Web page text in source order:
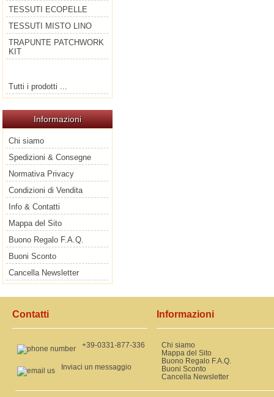
TESSUTI ECOPELLE
TESSUTI MISTO LINO
TRAPUNTE PATCHWORK
KIT
Tutti i prodotti ...
Informazioni
Chi siamo
Spedizioni & Consegne
Normativa Privacy
Condizioni di Vendita
Info & Contatti
Mappa del Sito
Buono Regalo F.A.Q.
Buoni Sconto
Cancella Newsletter
Contatti
+39-0331-877-336
Inviaci un messaggio
Informazioni
Chi siamo
Mappa del Sito
Buono Regalo F.A.Q.
Buoni Sconto
Cancella Newsletter